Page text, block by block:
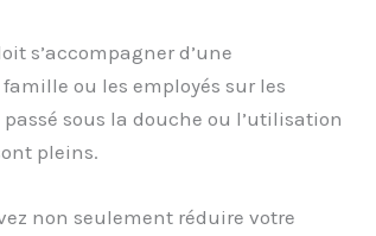
s’accompagner d’une
ou les employés sur les
sous la douche ou l’utilisation
pleins.
non seulement réduire votre